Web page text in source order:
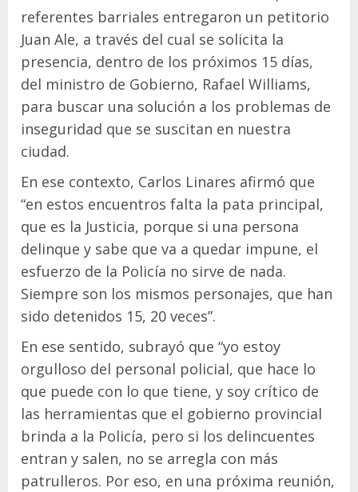
referentes barriales entregaron un petitorio
Juan Ale, a través del cual se solicita la
presencia, dentro de los próximos 15 días,
del ministro de Gobierno, Rafael Williams,
para buscar una solución a los problemas de
inseguridad que se suscitan en nuestra
ciudad.
En ese contexto, Carlos Linares afirmó que
“en estos encuentros falta la pata principal,
que es la Justicia, porque si una persona
delinque y sabe que va a quedar impune, el
esfuerzo de la Policía no sirve de nada.
Siempre son los mismos personajes, que han
sido detenidos 15, 20 veces”.
En ese sentido, subrayó que “yo estoy
orgulloso del personal policial, que hace lo
que puede con lo que tiene, y soy crítico de
las herramientas que el gobierno provincial
brinda a la Policía, pero si los delincuentes
entran y salen, no se arregla con más
patrulleros. Por eso, en una próxima reunión,